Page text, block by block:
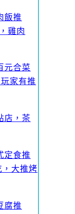
飯推
雞肉
元合菜
家有推
店，茶
定食推
大推烤
腐推